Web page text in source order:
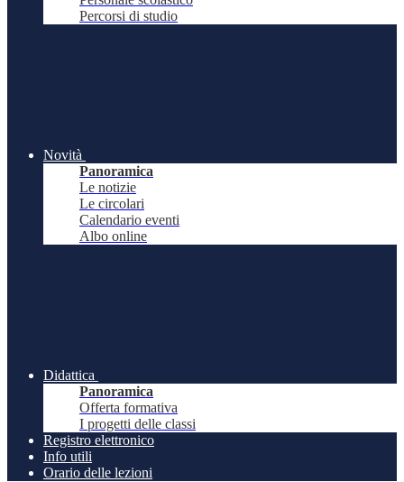
Percorsi di studio
Novità
Panoramica
Le notizie
Le circolari
Calendario eventi
Albo online
Didattica
Panoramica
Offerta formativa
I progetti delle classi
Registro elettronico
Info utili
Orario delle lezioni